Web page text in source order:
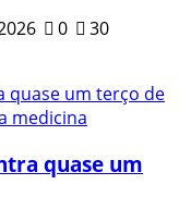
0 30
quase um